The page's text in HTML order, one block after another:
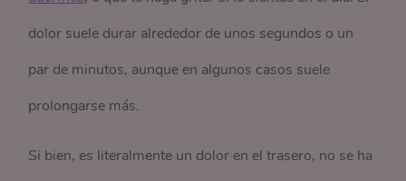
dolor suele durar alrededor de unos segundos o un
par de minutos, aunque en algunos casos suele
prolongarse más.
Si bien, es literalmente un dolor en el trasero, no se ha